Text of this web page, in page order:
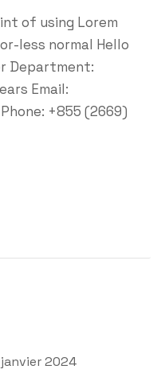
of using Lorem
less normal Hello
Department:
Email:
+855 (2669)
janvier 2024